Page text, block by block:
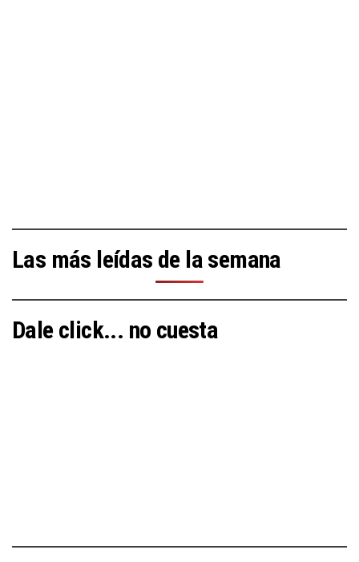
Las más leídas de la semana
Dale click... no cuesta